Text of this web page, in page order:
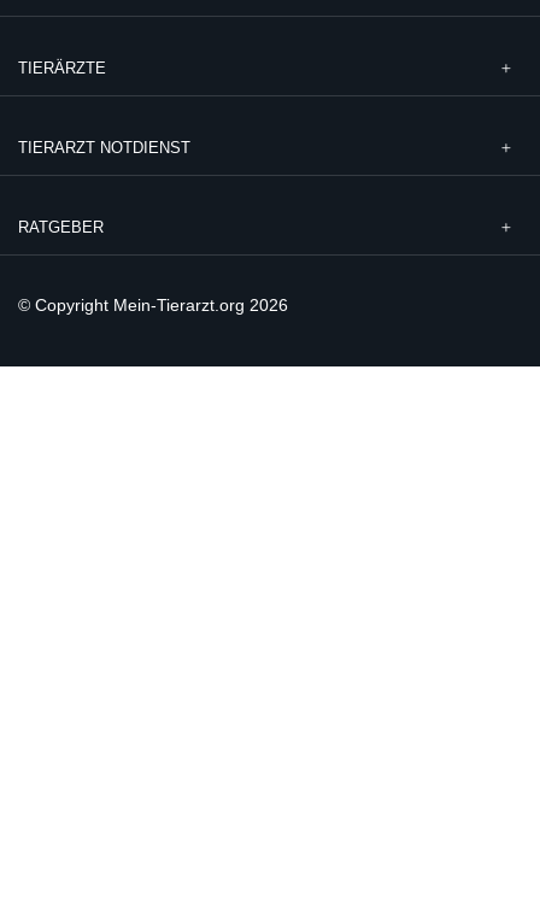
TIERÄRZTE
TIERARZT NOTDIENST
RATGEBER
© Copyright Mein-Tierarzt.org 2026